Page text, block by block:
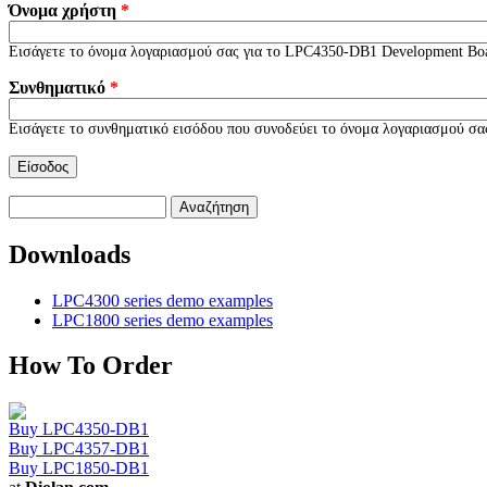
Όνομα χρήστη *
Εισάγετε το όνομα λογαριασμού σας για το LPC4350-DB1 Development
Συνθηματικό *
Εισάγετε το συνθηματικό εισόδου που συνοδεύει το όνομα λογαριασμού
Downloads
LPC4300 series demo examples
LPC1800 series demo examples
How To Order
Buy LPC4350-DB1
Buy LPC4357-DB1
Buy LPC1850-DB1